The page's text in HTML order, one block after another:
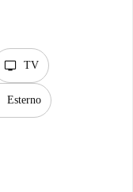
tv TV
Esterno